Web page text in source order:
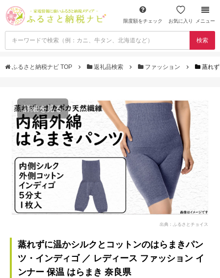
限度額をチェック お気に入り メニュー
検索
ふるさと納税ナビ TOP 返礼品検索 ファッション 蒸れ
詳細を見る
出典：ふるさとチョイス
蒸れずに温かシルクとコットンのはらまきパン
ツ・インディゴ ／ レディース ファッション イ
ンナー 保温 はらまき 奈良県